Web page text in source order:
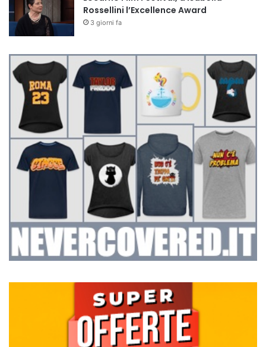
Rossellini l’Excellence Award
3 giorni fa